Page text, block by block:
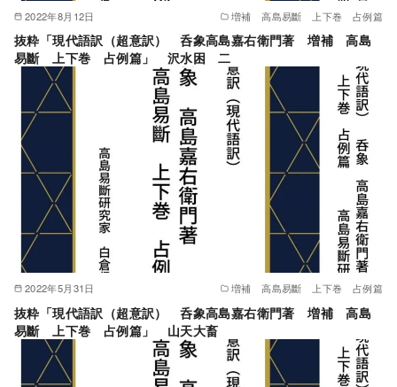
2022年8月12日 増補 高島易斷 上下巻 占例篇
抜粋「現代語訳（超意訳） 呑象高島嘉右衛門著 増補 高島
易斷 上下巻 占例篇」 沢水困 二
2022年5月31日 増補 高島易斷 上下巻 占例篇
抜粋「現代語訳（超意訳） 呑象高島嘉右衛門著 増補 高島
易斷 上下巻 占例篇」 山天大畜